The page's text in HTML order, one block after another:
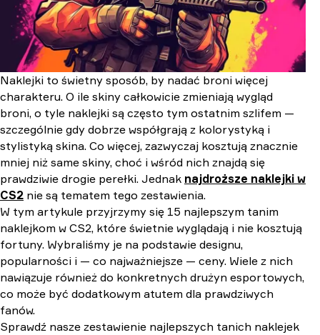
8. Complexity Gaming | Paris 2023 (Holo)
7. FaZe Clan | Paris 2023 (Holo)
6. 9INE | Paris 2023 (Holo)
5. Team Liquid | Paris 2023 (Holo)
4. TYLOO | 2020 RMR (Holo)
3. MOUZ | Paris 2023 (Glitter)
2. Fluxo | Paris 2023 (Holo)
1. 00 Nation | Rio 2022 (Glitter)
Naklejki to świetny sposób, by nadać broni więcej
charakteru. O ile skiny całkowicie zmieniają wygląd
broni, o tyle naklejki są często tym ostatnim szlifem —
szczególnie gdy dobrze współgrają z kolorystyką i
stylistyką skina. Co więcej, zazwyczaj kosztują znacznie
mniej niż same skiny, choć i wśród nich znajdą się
prawdziwie drogie perełki. Jednak najdroższe naklejki w
CS2 nie są tematem tego zestawienia.
W tym artykule przyjrzymy się 15 najlepszym tanim
naklejkom w CS2, które świetnie wyglądają i nie kosztują
fortuny. Wybraliśmy je na podstawie designu,
popularności i — co najważniejsze — ceny. Wiele z nich
nawiązuje również do konkretnych drużyn esportowych,
co może być dodatkowym atutem dla prawdziwych
fanów.
Sprawdź nasze zestawienie najlepszych tanich naklejek